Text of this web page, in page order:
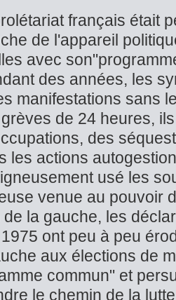
français était
de l'appa­reil
avec
des années, les
manifestations sans
de 24 heures,
des
les actions
usé les
venue au pouvoir
la gau­che, les
ont peu à peu
aux élections de
commun" et
le chemin de la